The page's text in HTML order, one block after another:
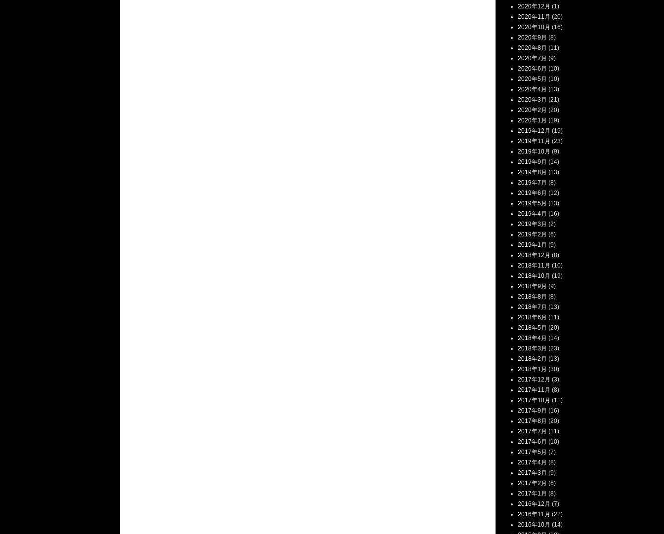
2020年12月 (1)
2020年11月 (20)
2020年10月 (16)
2020年9月 (8)
2020年8月 (11)
2020年7月 (9)
2020年6月 (10)
2020年5月 (10)
2020年4月 (13)
2020年3月 (21)
2020年2月 (20)
2020年1月 (19)
2019年12月 (19)
2019年11月 (23)
2019年10月 (9)
2019年9月 (14)
2019年8月 (13)
2019年7月 (8)
2019年6月 (12)
2019年5月 (13)
2019年4月 (16)
2019年3月 (2)
2019年2月 (6)
2019年1月 (9)
2018年12月 (8)
2018年11月 (10)
2018年10月 (19)
2018年9月 (9)
2018年8月 (8)
2018年7月 (13)
2018年6月 (11)
2018年5月 (20)
2018年4月 (14)
2018年3月 (23)
2018年2月 (13)
2018年1月 (30)
2017年12月 (3)
2017年11月 (8)
2017年10月 (11)
2017年9月 (16)
2017年8月 (20)
2017年7月 (11)
2017年6月 (10)
2017年5月 (7)
2017年4月 (8)
2017年3月 (9)
2017年2月 (6)
2017年1月 (8)
2016年12月 (7)
2016年11月 (22)
2016年10月 (14)